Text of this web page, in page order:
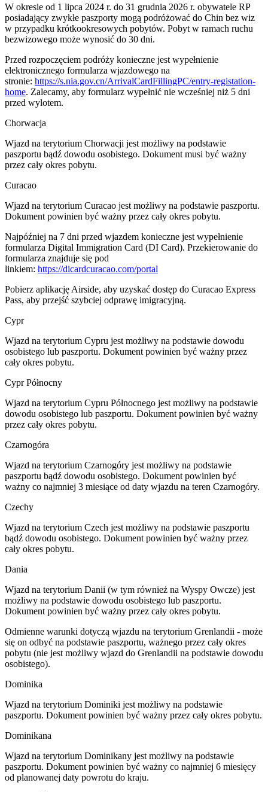
W okresie od 1 lipca 2024 r. do 31 grudnia 2026 r. obywatele RP
posiadający zwykłe paszporty mogą podróżować do Chin bez wiz
w przypadku krótkookresowych pobytów. Pobyt w ramach ruchu
bezwizowego może wynosić do 30 dni.
Przed rozpoczęciem podróży konieczne jest wypełnienie
elektronicznego formularza wjazdowego na
stronie: https://s.nia.gov.cn/ArrivalCardFillingPC/entry-registation-
home. Zalecamy, aby formularz wypełnić nie wcześniej niż 5 dni
przed wylotem.
Chorwacja
Wjazd na terytorium Chorwacji jest możliwy na podstawie
paszportu bądź dowodu osobistego. Dokument musi być ważny
przez cały okres pobytu.
Curacao
Wjazd na terytorium Curacao jest możliwy na podstawie paszportu.
Dokument powinien być ważny przez cały okres pobytu.
Najpóźniej na 7 dni przed wjazdem konieczne jest wypełnienie
formularza Digital Immigration Card (DI Card). Przekierowanie do
formularza znajduje się pod
linkiem: https://dicardcuracao.com/portal
Pobierz aplikację Airside, aby uzyskać dostęp do Curacao Express
Pass, aby przejść szybciej odprawę imigracyjną.
Cypr
Wjazd na terytorium Cypru jest możliwy na podstawie dowodu
osobistego lub paszportu. Dokument powinien być ważny przez
cały okres pobytu.
Cypr Północny
Wjazd na terytorium Cypru Północnego jest możliwy na podstawie
dowodu osobistego lub paszportu. Dokument powinien być ważny
przez cały okres pobytu.
Czarnogóra
Wjazd na terytorium Czarnogóry jest możliwy na podstawie
paszportu bądź dowodu osobistego. Dokument powinien być
ważny co najmniej 3 miesiące od daty wjazdu na teren Czarnogóry.
Czechy
Wjazd na terytorium Czech jest możliwy na podstawie paszportu
bądź dowodu osobistego. Dokument powinien być ważny przez
cały okres pobytu.
Dania
Wjazd na terytorium Danii (w tym również na Wyspy Owcze) jest
możliwy na podstawie dowodu osobistego lub paszportu.
Dokument powinien być ważny przez cały okres pobytu.
Odmienne warunki dotyczą wjazdu na terytorium Grenlandii - może
się on odbyć na podstawie paszportu, ważnego przez cały okres
pobytu (nie jest możliwy wjazd do Grenlandii na podstawie dowodu
osobistego).
Dominika
Wjazd na terytorium Dominiki jest możliwy na podstawie
paszportu. Dokument powinien być ważny przez cały okres pobytu.
Dominikana
Wjazd na terytorium Dominikany jest możliwy na podstawie
paszportu. Dokument powinien być ważny co najmniej 6 miesięcy
od planowanej daty powrotu do kraju.